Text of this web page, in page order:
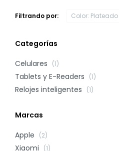
Filtrando por: Color: Plateado
Categorías
Celulares
(1)
Tablets y E-Readers (1)
Relojes inteligentes (1)
Marcas
Apple
(2)
Xiaomi (1)